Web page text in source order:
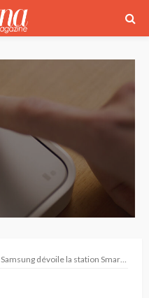
Samsung dévoile la station SmartThings au CES 2023